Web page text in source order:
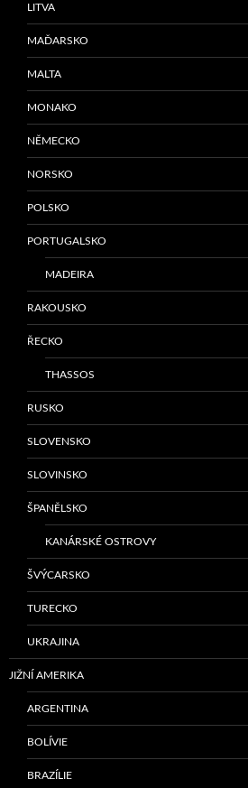
LITVA
MAĎARSKO
MALTA
MONAKO
NĚMECKO
NORSKO
POLSKO
PORTUGALSKO
MADEIRA
RAKOUSKO
ŘECKO
THASSOS
RUSKO
SLOVENSKO
SLOVINSKO
ŠPANĚLSKO
KANÁRSKÉ OSTROVY
ŠVÝCARSKO
TURECKO
UKRAJINA
JIŽNÍ AMERIKA
ARGENTINA
BOLÍVIE
BRAZÍLIE